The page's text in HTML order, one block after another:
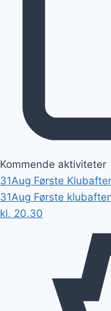
Kommende aktiviteter
31Aug Første
31Aug Første
kl. 20.30